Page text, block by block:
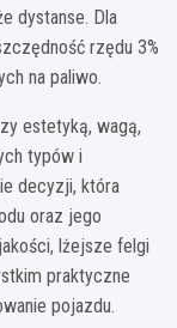
dystanse. Dla
rzędu 3%
na paliwo.
estetyką, wagą,
typów i
decyzji, która
oraz jego
lżejsze felgi
praktyczne
pojazdu.